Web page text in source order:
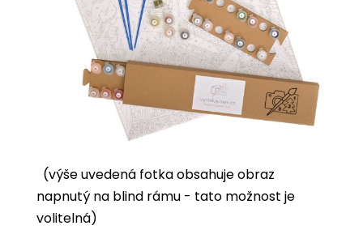
(výše uvedená fotka obsahuje obraz
napnutý na blind rámu - tato možnost je
volitelná)